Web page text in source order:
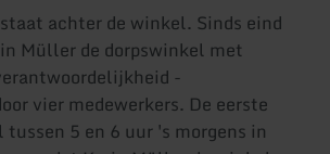
achter de winkel. Sinds eind
Müller de dorpswinkel met
-
vier medewerkers. De eerste
5 en 6 uur 's morgens in